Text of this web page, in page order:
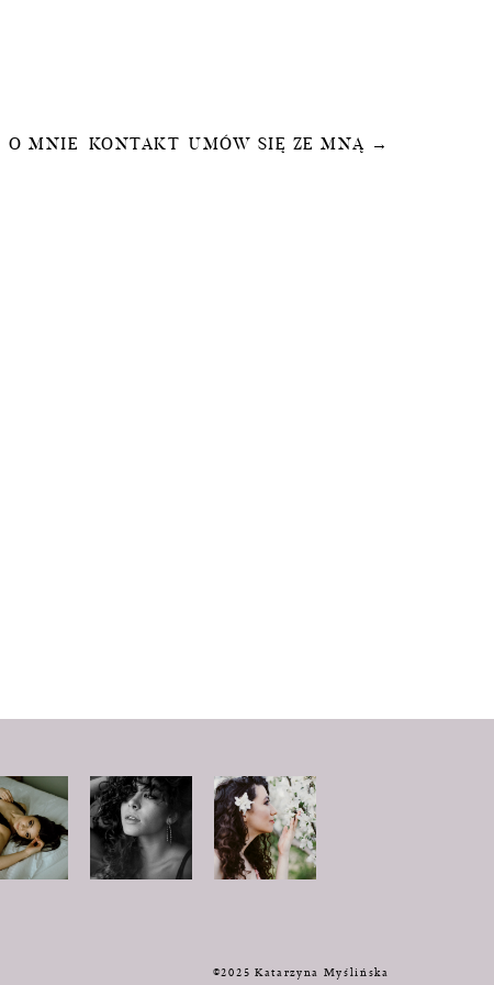
O MNIE KONTAKT UMÓW SIĘ ZE MNĄ →
©2025 Katarzyna Myślińska